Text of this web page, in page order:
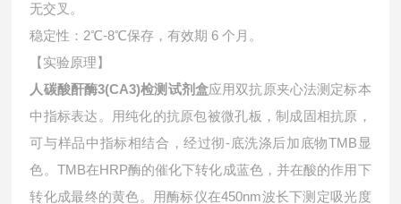
无交叉。
稳定性：2℃-8℃保存，有效期 6 个月。
【实验原理】
人碳酸酐酶3(CA3)检测试剂盒应用双抗原夹心法测定标本
中指标表达。用纯化的抗原包被微孔板，制成固相抗原，
可与样品中指标相结合，经过彻-底洗涤后加底物TMB显
色。TMB在HRP酶的催化下转化成蓝色，并在酸的作用下
转化成最终的黄色。用酶标仪在450nm波长下测定吸光度